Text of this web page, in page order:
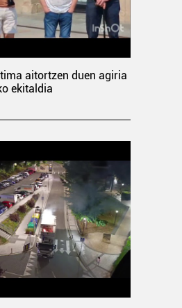
aitortzen duen agiria
ekitaldia